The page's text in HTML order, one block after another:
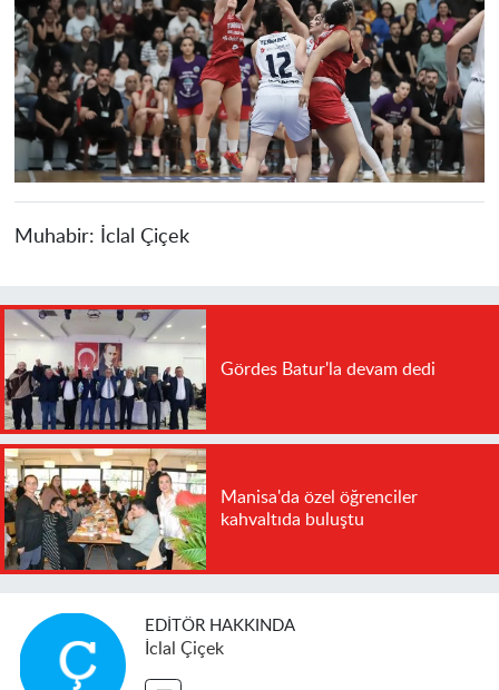
Muhabir: İclal Çiçek
Gördes Batur'la devam dedi
Manisa'da özel öğrenciler
kahvaltıda buluştu
EDITÖR HAKKINDA
İclal Çiçek